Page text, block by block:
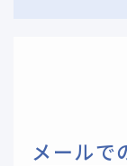
メールで